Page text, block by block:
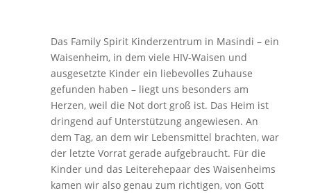
Das Family Spirit Kinderzentrum in Masindi – ein
Waisenheim, in dem viele HIV-Waisen und
ausgesetzte Kinder ein liebevolles Zuhause
gefunden haben – liegt uns besonders am
Herzen, weil die Not dort groß ist. Das Heim ist
dringend auf Unterstützung angewiesen. An
dem Tag, an dem wir Lebensmittel brachten, war
der letzte Vorrat gerade aufgebraucht. Für die
Kinder und das Leiterehepaar des Waisenheims
kamen wir also genau zum richtigen, von Gott